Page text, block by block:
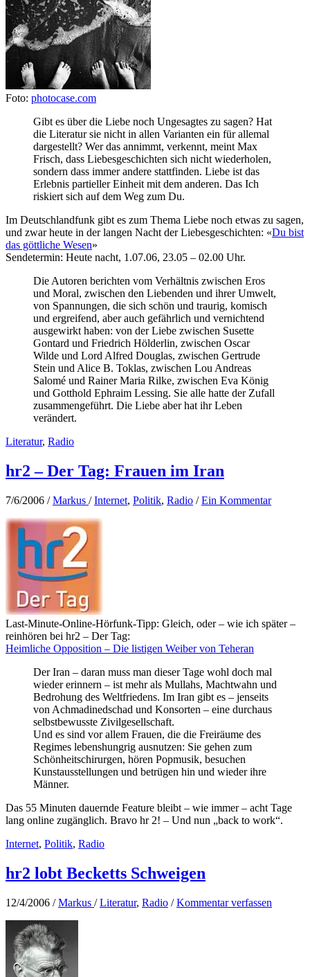
Foto: photocase.com
Gibt es über die Liebe noch Ungesagtes zu sagen? Hat
die Literatur sie nicht in allen Varianten ein für allemal
dargestellt? Wer das annimmt, verkennt, meint Max
Frisch, dass Liebesgeschichten sich nicht wiederholen,
sondern dass immer andere stattfinden. Liebe ist das
Erlebnis partieller Einheit mit dem anderen. Das Ich
riskiert sich auf dem Weg zum Du.
Im Deutschlandfunk gibt es zum Thema Liebe noch etwas zu sagen,
und zwar heute in der langen Nacht der Liebesgeschichten: «Du bist
das göttliche Wesen»
Sendetermin: Heute nacht, 1.07.06, 23.05 – 02.00 Uhr.
Die Autoren berichten vom Verhältnis zwischen Eros
und Moral, zwischen den Liebenden und ihrer Umwelt,
von Spannungen, die sich schön und traurig, komisch
und ergreifend, aber auch gefährlich und vernichtend
ausgewirkt haben: von der Liebe zwischen Susette
Gontard und Friedrich Hölderlin, zwischen Oscar
Wilde und Lord Alfred Douglas, zwischen Gertrude
Stein und Alice B. Toklas, zwischen Lou Andreas
Salomé und Rainer Maria Rilke, zwischen Eva König
und Gotthold Ephraim Lessing. Sie alle hatte der Zufall
zusammengeführt. Die Liebe aber hat ihr Leben
verändert.
Literatur, Radio
hr2 – Der Tag: Frauen im Iran
7/6/2006 /Markus /Internet, Politik, Radio /Ein Kommentar
Last-Minute-Online-Hörfunk-Tipp: Gleich, oder – wie ich später –
reinhören bei hr2 – Der Tag:
Heimliche Opposition – Die listigen Weiber von Teheran
Der Iran – daran muss man dieser Tage wohl doch mal
wieder erinnern – ist mehr als Mullahs, Machtwahn und
Bedrohung des Weltfriedens. Im Iran gibt es – jenseits
von Achmadinedschad und Konsorten – eine durchaus
selbstbewusste Zivilgesellschaft.
Und es sind vor allem Frauen, die die Freiräume des
Regimes lebenshungrig ausnutzen: Sie gehen zum
Schönheitschirurgen, hören Popmusik, besuchen
Kunstausstellungen und betrügen hin und wieder ihre
Männer.
Das 55 Minuten dauernde Feature bleibt – wie immer – acht Tage
lang online zugänglich. Bravo hr 2! – Und nun „back to work“.
Internet, Politik, Radio
hr2 lobt Becketts Schweigen
12/4/2006 /Markus /Literatur, Radio /Kommentar verfassen